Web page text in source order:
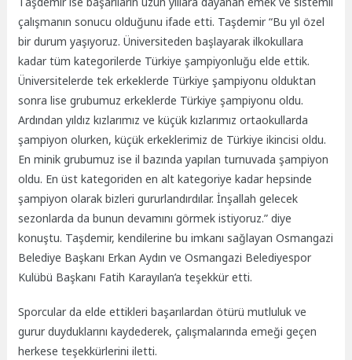
çalışmanın sonucu olduğunu ifade etti. Taşdemir “Bu yıl özel
bir durum yaşıyoruz. Üniversiteden başlayarak ilkokullara
kadar tüm kategorilerde Türkiye şampiyonluğu elde ettik.
Üniversitelerde tek erkeklerde Türkiye şampiyonu olduktan
sonra lise grubumuz erkeklerde Türkiye şampiyonu oldu.
Ardından yıldız kızlarımız ve küçük kızlarımız ortaokullarda
şampiyon olurken, küçük erkeklerimiz de Türkiye ikincisi oldu.
En minik grubumuz ise il bazında yapılan turnuvada şampiyon
oldu. En üst kategoriden en alt kategoriye kadar hepsinde
şampiyon olarak bizleri gururlandırdılar. İnşallah gelecek
sezonlarda da bunun devamını görmek istiyoruz.” diye
konuştu. Taşdemir, kendilerine bu imkanı sağlayan Osmangazi
Belediye Başkanı Erkan Aydın ve Osmangazi Belediyespor
Kulübü Başkanı Fatih Karayılan’a teşekkür etti.
Sporcular da elde ettikleri başarılardan ötürü mutluluk ve
gurur duyduklarını kaydederek, çalışmalarında emeği geçen
herkese teşekkürlerini iletti.